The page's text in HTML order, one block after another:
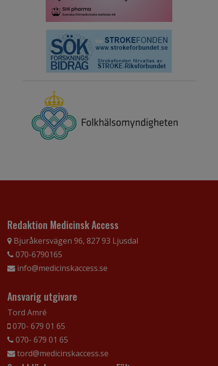
Redaktion Medicinsk Access
Bjuråkersvägen 96, 827 93 Ljusdal
070-6790165
info@medicinskaccess.se
Ansvarig utgivare
Tord Amré
070- 679 01 65
070- 679 01 65
tord@medicinskaccess.se